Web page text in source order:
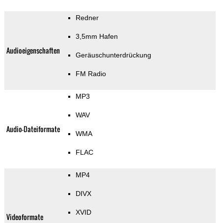
Audioeigenschaften
Redner
3,5mm Hafen
Geräuschunterdrückung
FM Radio
Audio-Dateiformate
MP3
WAV
WMA
FLAC
Videoformate
MP4
DIVX
XVID